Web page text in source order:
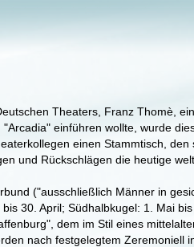
Theaters, Franz Thomè,
einführen wollte, wurde
einen Stammtisch,
und Rückschlägen die heutige
("ausschließlich Männer in
30. April; Südhalbkugel: 1. Mai
dem im Stil eines
nach festgelegtem Zeremoniell